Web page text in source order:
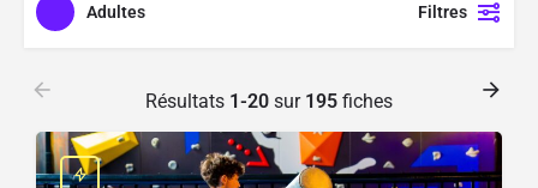
Adultes Filtres
Résultats 1-20 sur 195 fiches